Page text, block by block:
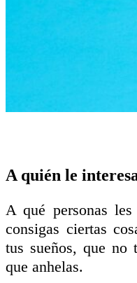
A quién le
A qué personas
consigas ciertas
tus sueños, que no
que anhelas.